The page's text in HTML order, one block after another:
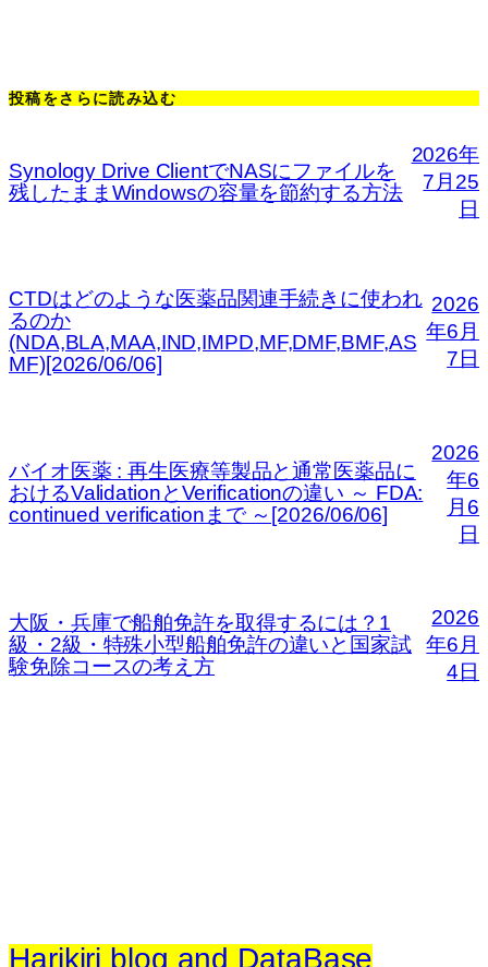
投稿をさらに読み込む
Synology Drive ClientでNASにファイルを
残したままWindowsの容量を節約する方法
2026年
7月25
日
CTDはどのような医薬品関連手続きに使われ
るのか
(NDA,BLA,MAA,IND,IMPD,MF,DMF,BMF,AS
MF)[2026/06/06]
2026
年6月
7日
バイオ医薬 : 再生医療等製品と通常医薬品に
おけるValidationとVerificationの違い ～ FDA:
continued verificationまで ～[2026/06/06]
2026
年6
月6
日
大阪・兵庫で船舶免許を取得するには？1
級・2級・特殊小型船舶免許の違いと国家試
験免除コースの考え方
2026
年6月
4日
Harikiri blog and DataBase